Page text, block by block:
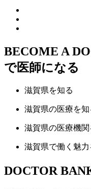
BECOME A
で医師になる
滋賀県を知る
滋賀県の医療を知
滋賀県の医療機関
滋賀県で働く魅力
DOCTOR